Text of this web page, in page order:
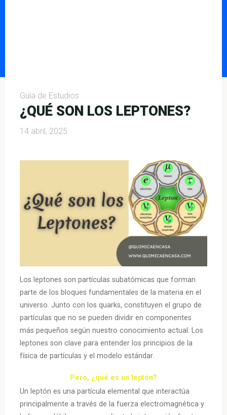
Guía de Estudios
¿QUÉ SON LOS LEPTONES?
14 abril, 2025
Los leptones son partículas subatómicas que forman
parte de los bloques fundamentales de la materia en el
universo. Junto con los quarks, constituyen el grupo de
partículas que no se pueden dividir en componentes
más pequeños según nuestro conocimiento actual. Los
leptones son clave para entender los principios de la
física de partículas y el modelo estándar.
Pero, ¿qué es un leptón?
Un leptón es una partícula elemental que interactúa
principalmente a través de la fuerza electromagnética y